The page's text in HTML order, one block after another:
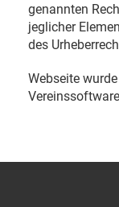
genannten
jeglicher
des
Webseite